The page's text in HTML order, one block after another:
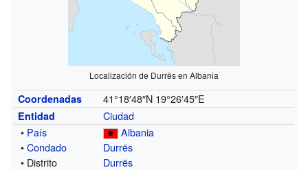
Localización de Durrës en Albania
Coordenadas 41°18′48″N 19°26′45″E
Entidad
Ciudad
• País
Albania
•Condado
Durrës
• Distrito
Durrës